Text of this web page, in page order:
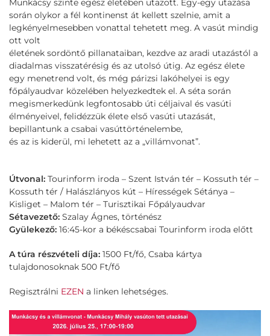
Munkácsy szinte egész életében utazott. Egy-egy utazása
során olykor a fél kontinenst át kellett szelnie, amit a
legkényelmesebben vonattal tehetett meg. A vasút mindig
ott volt
életének sordöntő pillanataiban, kezdve az aradi utazástól a
diadalmas visszatérésig és az utolsó útig. Az egész élete
egy menetrend volt, és még párizsi lakóhelyei is egy
főpályaudvar közelében helyezkedtek el. A séta során
megismerkedünk legfontosabb úti céljaival és vasúti
élményeivel, felidézzük élete első vasúti utazását,
bepillantunk a csabai vasúttörténelembe,
és az is kiderül, mi lehetett az a „villámvonat”.
Útvonal: Tourinform iroda – Szent István tér – Kossuth tér –
Kossuth tér / Halászlányos kút – Hírességek Sétánya –
Kisliget – Malom tér – Turisztikai Főpályaudvar
Sétavezető: Szalay Ágnes, történész
Gyülekező: 16:45-kor a békéscsabai Tourinform iroda előtt
A túra részvételi díja: 1500 Ft/fő, Csaba kártya
tulajdonosoknak 500 Ft/fő
Regisztrálni EZEN a linken lehetséges.